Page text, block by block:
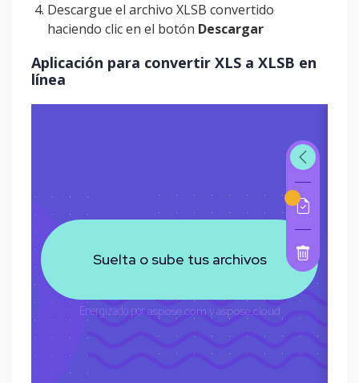
Descargue el archivo XLSB convertido
haciendo clic en el botón Descargar
Aplicación para convertir XLS a XLSB en
línea